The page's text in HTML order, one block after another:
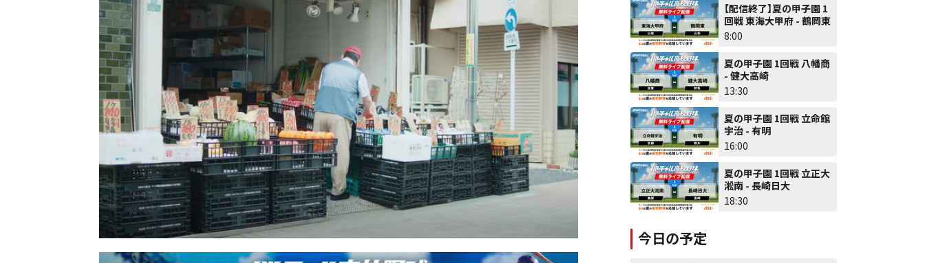
【配信終了】夏の甲子園 1
回戦 東海大甲府 - 鶴岡東
8:00
夏の甲子園 1回戦 八幡商
- 健大高崎
13:30
夏の甲子園 1回戦 立命館
宇治 - 有明
16:00
夏の甲子園 1回戦 立正大
淞南 - 長崎日大
18:30
今日の予定